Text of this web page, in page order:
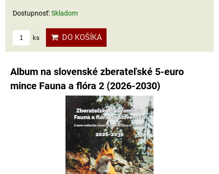
Dostupnosť:Skladom
ks DO KOŠÍKA
Album na slovenské zberateľské 5-euro
mince Fauna a flóra 2 (2026-2030)